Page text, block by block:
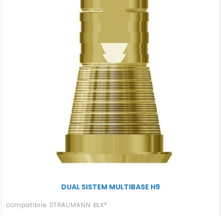
DUAL SISTEM MULTIBASE H9
compatibile STRAUMANN BLX®